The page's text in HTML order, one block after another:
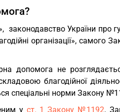
законодавство України про
організації», самого
допомога не
благодійної
спеціальні норми Закону
у ст. 1 Закону №1192.